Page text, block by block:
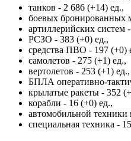
танков - 2 686 (+14) ед.,
боевых бронированных
артиллерийских систем
РСЗО - 383 (+0) ед.,
средства ПВО - 197 (+0)
самолетов - 275 (+1) ед.,
вертолетов - 253 (+1) ед.,
БПЛА оперативно-
крылатые ракеты - 352
корабли - 16 (+0) ед.,
автомобильной техники
специальная техника -